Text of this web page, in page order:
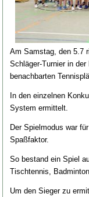
Am Samstag, den 5.7
Schläger-Turnier in
benachbarten
In den einzelnen
System ermittelt.
Der Spielmodus war
Spaßfaktor.
So bestand ein Spiel
Tischtennis,
Um den Sieger zu